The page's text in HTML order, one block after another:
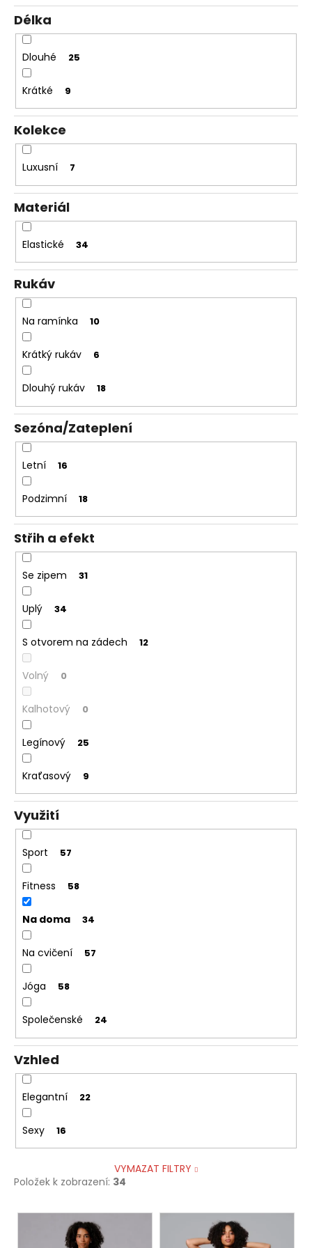
Délka
Dlouhé 25
Krátké 9
Kolekce
Luxusní 7
Materiál
Elastické 34
Rukáv
Na ramínka 10
Krátký rukáv 6
Dlouhý rukáv 18
Sezóna/Zateplení
Letní 16
Podzimní 18
Střih a efekt
Se zipem 31
Uplý 34
S otvorem na zádech 12
Volný 0
Kalhotový 0
Legínový 25
Kraťasový 9
Využití
Sport 57
Fitness 58
Na doma 34
Na cvičení 57
Jóga 58
Společenské 24
Vzhled
Elegantní 22
Sexy 16
VYMAZAT FILTRY
Položek k zobrazení: 34
V